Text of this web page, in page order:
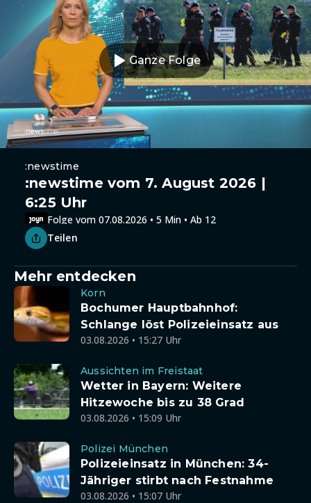
Ganze Folge
:newstime
:newstime vom 7. August 2026 |
6:25 Uhr
Folge vom 07.08.2026 • 5 Min • Ab 12
Teilen
Mehr entdecken
Korn
Bochumer Hauptbahnhof:
Schlange löst Polizeieinsatz aus
03.08.2026 • 15:27 Uhr
Aussichten im Freistaat
Wetter in Bayern: Weitere
Hitzewoche bis zu 38 Grad
03.08.2026 • 15:09 Uhr
Polizei München
Polizeieinsatz in München: 34-
Jähriger stirbt nach Festnahme
03.08.2026 • 15:07 Uhr